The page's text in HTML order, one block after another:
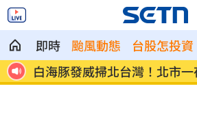
即時 颱風動態 台股怎投資
壓
白海豚發威掃北台灣！北市
倒